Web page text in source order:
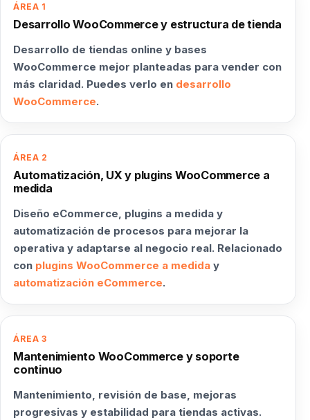
ÁREA 1
Desarrollo WooCommerce y estructura de tienda
Desarrollo de tiendas online y bases
WooCommerce mejor planteadas para vender con
más claridad. Puedes verlo en desarrollo
WooCommerce.
ÁREA 2
Automatización, UX y plugins WooCommerce a
medida
Diseño eCommerce, plugins a medida y
automatización de procesos para mejorar la
operativa y adaptarse al negocio real. Relacionado
con plugins WooCommerce a medida y
automatización eCommerce.
ÁREA 3
Mantenimiento WooCommerce y soporte
continuo
Mantenimiento, revisión de base, mejoras
progresivas y estabilidad para tiendas activas.